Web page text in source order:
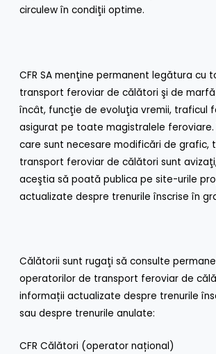
circulew în condiţii optime.
CFR SA menţine permanent legătura cu
transport feroviar de călători şi de
încât, funcţie de evoluţia vremii, traficul
asigurat pe toate magistralele feroviare.
care sunt necesare modificări de grafic,
transport feroviar de călători sunt
aceştia să poată publica pe site-urile
actualizate despre trenurile înscrise în
Călătorii sunt rugaţi să consulte
operatorilor de transport feroviar de
informații actualizate despre trenurile
sau despre trenurile anulate:
CFR Călători (operator național)